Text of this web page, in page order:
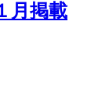
月掲載